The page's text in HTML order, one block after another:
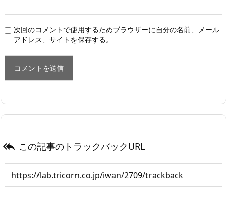
次回のコメントで使用するためブラウザーに自分の名前、メール
アドレス、サイトを保存する。
 この記事のトラックバックURL